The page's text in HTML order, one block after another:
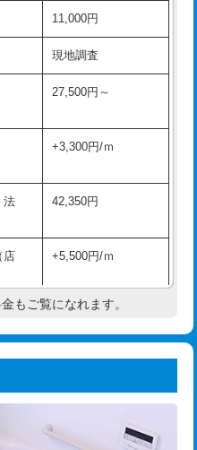
11,000円
現地調査
27,500円～
+3,300円/ｍ
法
42,350円
店
+5,500円/ｍ
現地調査
もご覧になれます。